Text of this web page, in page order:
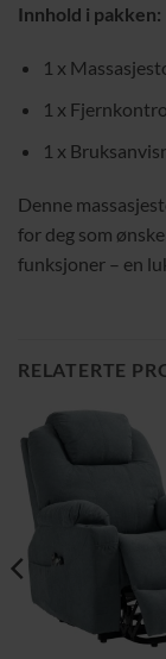
Innhold i pakken:
1 x
1 x
1 x
Denne
for deg som
funksjoner – en
RELATERTE